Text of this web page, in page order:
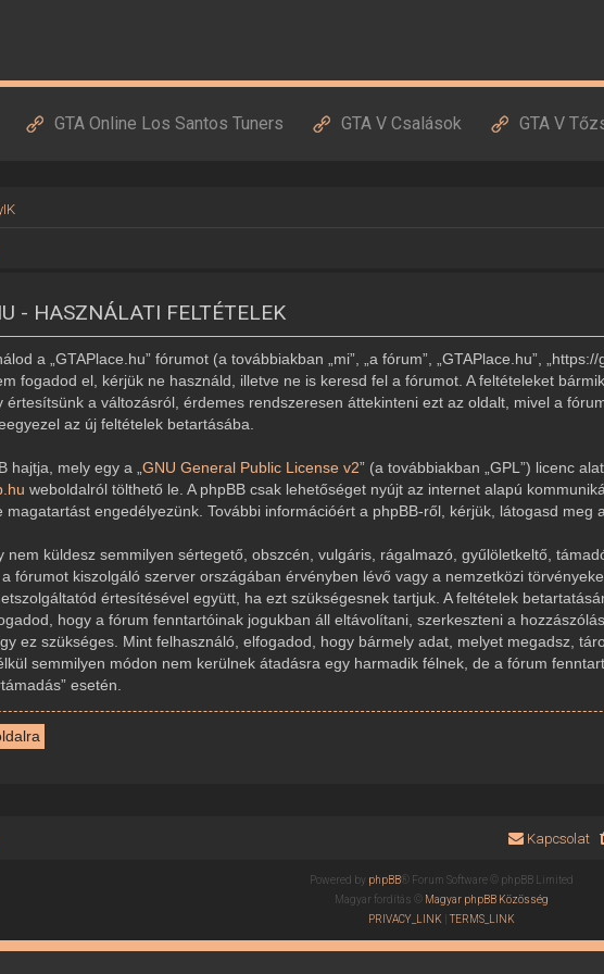
GTA Online Los Santos Tuners GTA V Csalások GTA V
- HASZNÁLATI FELTÉTELEK
a „GTAPlace.hu” fórumot (a továbbiakban „mi”, „a fórum”, „GTAPlace.hu”,
fogadod el, kérjük ne használd, illetve ne is keresd fel a fórumot. A feltételeket
értesítsünk a változásról, érdemes rendszeresen áttekinteni ezt az oldalt, mivel a
az új feltételek betartásába.
hajtja, mely egy a „GNU General Public License v2” (a továbbiakban „GPL”) licenc
weboldalról tölthető le. A phpBB csak lehetőséget nyújt az internet alapú
magatartást engedélyezünk. További információért a phpBB-ről, kérjük, látogasd meg a
nem küldesz semmilyen sértegető, obszcén, vulgáris, rágalmazó, gyűlöletkeltő,
fórumot kiszolgáló szerver országában érvényben lévő vagy a nemzetközi
értesítésével együtt, ha ezt szükségesnek tartjuk. A feltételek
hogy a fórum fenntartóinak jogukban áll eltávolítani, szerkeszteni a
ez szükséges. Mint felhasználó, elfogadod, hogy bármely adat, melyet megadsz,
semmilyen módon nem kerülnek átadásra egy harmadik félnek, de a fórum
esetén.
Kapcsolat
Powered by phpBB® Forum Software © phpBB Limited
Magyar fordítás © Magyar phpBB Közösség
PRIVACY_LINK |TERMS_LINK